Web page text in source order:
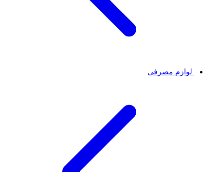
لوازم مصرفی